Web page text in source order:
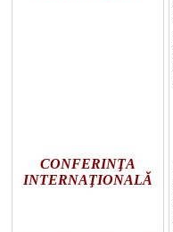
CONFERINŢA
INTERNAŢIONALĂ